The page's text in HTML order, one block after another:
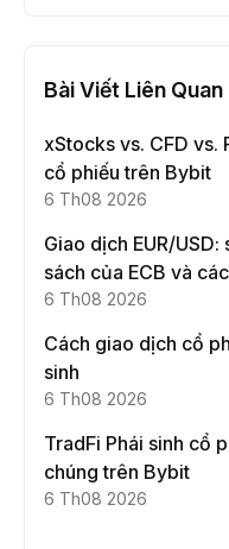
Bài Viết Liên Quan
xStocks vs. CFD vs.
cổ phiếu trên Bybit
6 Th08 2026
Giao dịch EUR/
sách của ECB và
này
6 Th08 2026
Cách giao dịch cổ
sinh
6 Th08 2026
TradFi Phái sinh cổ
chúng trên Bybit
6 Th08 2026